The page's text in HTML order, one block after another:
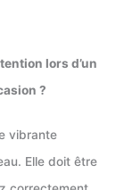
lors d’un
?
vibrante
Elle doit être